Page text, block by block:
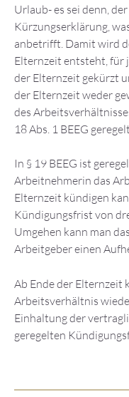
Urlaub- es sei denn,
Kürzungserklärung,
anbetrifft. Damit wird
Elternzeit entsteht, für
der Elternzeit gekürzt
der Elternzeit weder
des
18 Abs. 1 BEEG geregelt.
In § 19 BEEG ist
Arbeitnehmerin das
Elternzeit kündigen
Kündigungsfrist von
Umgehen kann man
Arbeitgeber einen
Ab Ende der Elternzeit
Arbeitsverhältnis
Einhaltung der
geregelten